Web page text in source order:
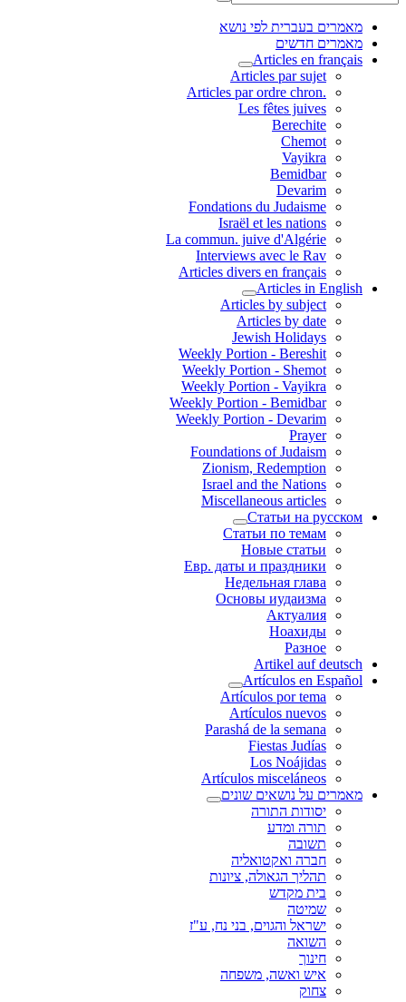
מאמרים בעברית לפי נושא
מאמרים חדשים
Articles en français
Articles par sujet
.Articles par ordre chron
Les fêtes juives
Berechite
Chemot
Vayikra
Bemidbar
Devarim
Fondations du Judaisme
Israël et les nations
La commun. juive d'Algérie
Interviews avec le Rav
Articles divers en français
Articles in English
Articles by subject
Articles by date
Jewish Holidays
Weekly Portion - Bereshit
Weekly Portion - Shemot
Weekly Portion - Vayikra
Weekly Portion - Bemidbar
Weekly Portion - Devarim
Prayer
Foundations of Judaism
Zionism, Redemption
Israel and the Nations
Miscellaneous articles
Статьи на русском
Статьи по темам
Новые статьи
Евр. даты и праздники
Недельная глава
Основы иудаизма
Актуалия
Ноахиды
Разное
Artikel auf deutsch
Artículos en Español
Artículos por tema
Artículos nuevos
Parashá de la semana
Fiestas Judías
Los Noájidas
Artículos misceláneos
מאמרים על נושאים שונים
יסודות התורה
תורה ומדע
תשובה
חברה ואקטואליה
תהליך הגאולה, ציונות
בית מקדש
שמיטה
ישראל והגוים, בני נח, ע"ז
השואה
חינוך
איש ואשה, משפחה
צחוק